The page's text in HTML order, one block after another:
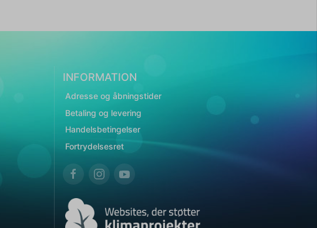
INFORMATION
Adresse og åbningstider
Betaling og levering
Handelsbetingelser
Fortrydelsesret